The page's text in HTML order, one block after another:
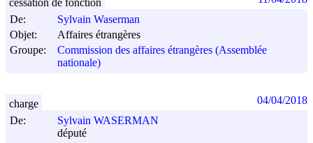
De:
Sylvain Waserman
Objet:
Affaires étrangères
Groupe:
Commission des affaires étrangères (Assemblée
nationale)
cessation de fonction
De:
Sylvain WASERMAN
député
charge 04/04/2018